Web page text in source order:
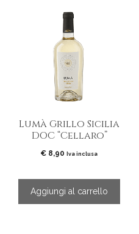
Lumà Grillo Sicilia
DOC “Cellaro”
€ 8,90 Iva inclusa
Aggiungi al carrello